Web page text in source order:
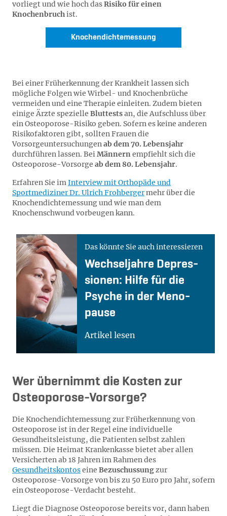
vorliegt und wie hoch dasRisiko für einen
Knochenbruchist.
Knochendichtemessung
Bei einer Früherkennung der Krankheit lassen sich
mögliche Folgen wie Wirbel- und Knochenbrüche
vermeiden und eine Therapie einleiten. Zudem bieten
einige Ärzte spezielle Bluttestsan, die Aufschluss über
ein Osteoporose-Risiko geben. Sofern es keine anderen
Risikofaktoren gibt, sollten Frauen die
Vorsorgeuntersuchungenab dem 70. Lebensjahr
durchführen lassen. BeiMännernempfiehlt sich die
Osteoporose-Vorsorge ab dem 80. Lebensjahr.
Erfahren Sie imInterview mit Orthopäde und
Sportmediziner Dr. Ulrich Frohbergermehr über die
Knochendichtemessung und wie man dem
Knochenschwund vorbeugen kann.
Das könnte Sie auch interessieren
Wech­sel­jah­re De­pres­
sio­nen: Hil­fe für die
Psy­che in der Me­no­
pau­se
Artikel lesen
Wer übernimmt die Kosten zur
Osteoporose-Vorsorge?
Die Knochendichtemessung zur Früherkennung von
Osteoporose ist in der Regel eine individuelle
Gesundheitsleistung, die Patienten selbst zahlen
müssen. Die Heimat Krankenkasse bietet aber allen
Versicherten ab 18 Jahren im Rahmen des
Gesundheitskontoseine Bezuschussungzur
Osteoporose-Vorsorge von bis zu 50 Euro pro Jahr, sofern
ein Osteoporose-Verdacht besteht.
Liegt die Diagnose Osteoporose bereits vor, dann haben